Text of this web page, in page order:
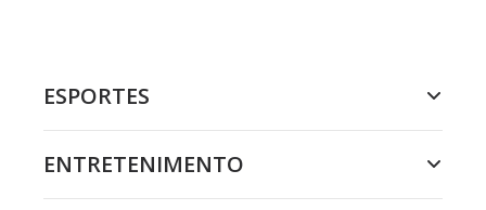
ESPORTES
ENTRETENIMENTO